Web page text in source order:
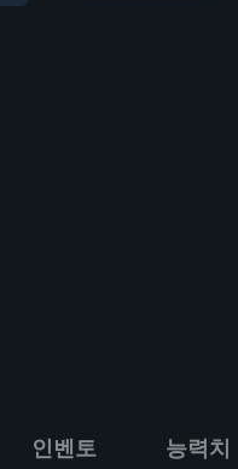
인벤토
능력치